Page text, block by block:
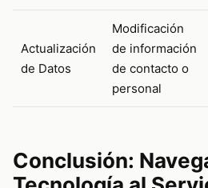
Actualización
de Datos
Modificación
de información
de contacto o
personal
Conclusión: